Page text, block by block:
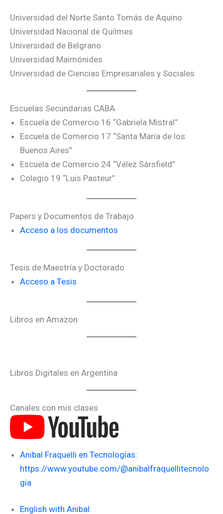
Universidad del Norte Santo Tomás de Aquino
Universidad Nacional de Quilmes
Universidad de Belgrano
Universidad Maimónides
Universidad de Ciencias Empresariales y Sociales
Escuelas Secundarias CABA
Escuela de Comercio 16 “Gabriela Mistral”
Escuela de Comercio 17 “Santa María de los
Buenos Aires”
Escuela de Comercio 24 “Vélez Sársfield”
Colegio 19 “Luis Pasteur”
Papers y Documentos de Trabajo
Acceso a los documentos
Tesis de Maestría y Doctorado
Acceso a Tesis
Libros en Amazon
Libros Digitales en Argentina
Canales con mis clases
Anibal Fraquelli en Tecnologías:
https://www.youtube.com/@anibalfraquellitecnolo
gia
English with Anibal: